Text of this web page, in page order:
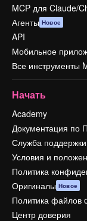
MCP для Claude/
Агенты Новое
API
Мобильное
Все инструменты
Начать
Academy
Документация по
Служба поддержки
Условия и
Политика
Оригиналы Новое
Политика файлов
Центр доверия